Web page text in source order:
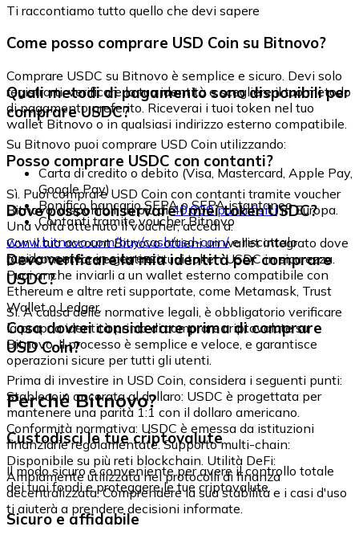
Ti raccontiamo tutto quello che devi sapere
Come posso comprare USD Coin su Bitnovo?
Comprare USDC su Bitnovo è semplice e sicuro. Devi solo
registrarti, verificare la tua identità e scegliere il tuo metodo
di pagamento preferito. Riceverai i tuoi token nel tuo
wallet Bitnovo o in qualsiasi indirizzo esterno compatibile.
Quali metodi di pagamento sono disponibili per
comprare USDC?
Su Bitnovo puoi comprare USD Coin utilizzando:
Carta di credito o debito (Visa, Mastercard, Apple Pay,
Google Pay)
Bonifico bancario SEPA o SEPA istantaneo
Contanti tramite voucher Bitnovo
Posso comprare USDC con contanti?
Sì. Puoi comprare USD Coin con contanti tramite voucher
Bitnovo, disponibili in più di40.000 punti fisiciin Europa.
Una volta ottenuto il voucher, accedi a:
www.bitnovo.com/buy/cash/usd-coin/e riscattalo
rapidamente e in sicurezza.
Dove posso conservare i miei token USDC?
Con il tuo account Bitnovo ottieni un wallet integrato dove
puoi conservare e gestire i tuoi token USDC in sicurezza.
Puoi anche inviarli a un wallet esterno compatibile con
Ethereum e altre reti supportate, come Metamask, Trust
Wallet o Ledger.
Devo verificare la mia identità per comprare
USDC?
Sì. A causa delle normative legali, è obbligatorio verificare
la propria identità prima di comprare criptovalute su
Bitnovo. Il processo è semplice e veloce, e garantisce
operazioni sicure per tutti gli utenti.
Cosa dovrei considerare prima di comprare
USD Coin?
Prima di investire in USD Coin, considera i seguenti punti:
Stablecoin ancorata al dollaro: USDC è progettata per
mantenere una parità 1:1 con il dollaro americano.
Conformità normativa: USDC è emessa da istituzioni
finanziarie regolamentate. Supporto multi-chain:
Disponibile su più reti blockchain. Utilità DeFi:
Ampiamente utilizzata nei protocolli di finanza
decentralizzata. Comprendere la sua stabilità e i casi d'uso
ti aiuterà a prendere decisioni informate.
Perché Bitnovo?
Custodisci le tue criptovalute
Il modo sicuro e conveniente per avere il controllo totale
dei tuoi fondi e proteggere le tue criptovalute.
Sicuro e affidabile